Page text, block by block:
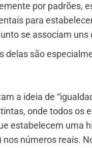
por padrões,
para
se associam uns
delas são
a ideia de
onde todos
estabelecem uma
nos números